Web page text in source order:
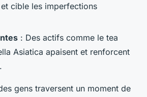
cible les imperfections
: Des actifs comme le tea
Asiatica apaisent et renforcent
gens traversent un moment de